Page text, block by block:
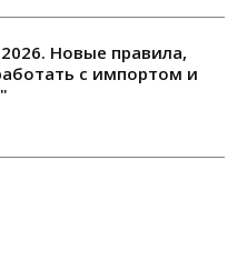
Новые правила,
с импортом и